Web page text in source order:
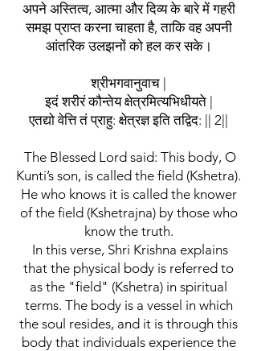
अपने अस्तित्व, आत्मा और दिव्य के बारे में गहरी
समझ प्राप्त करना चाहता है, ताकि वह अपनी
आंतरिक उलझनों को हल कर सके।
श्रीभगवानुवाच |
इदं शरीरं कौन्तेय क्षेत्रमित्यभिधीयते |
एतद्यो वेत्ति तं प्राहु: क्षेत्रज्ञ इति तद्विद: || 2||
The Blessed Lord said: This body, O
Kunti’s son, is called the field (Kshetra).
He who knows it is called the knower
of the field (Kshetrajna) by those who
know the truth.
In this verse, Shri Krishna explains
that the physical body is referred to
as the "field" (Kshetra) in spiritual
terms. The body is a vessel in which
the soul resides, and it is through this
body that individuals experience the